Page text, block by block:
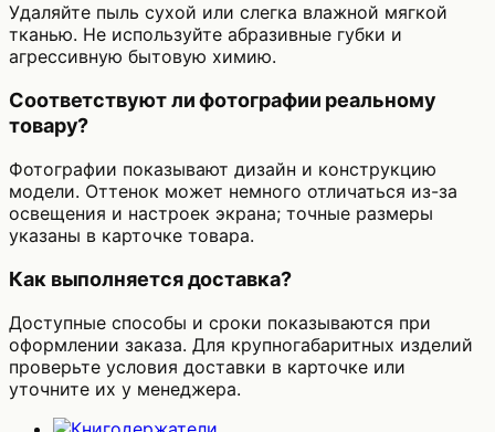
Удаляйте пыль сухой или слегка влажной мягкой
тканью. Не используйте абразивные губки и
агрессивную бытовую химию.
Соответствуют ли фотографии реальному
товару?
Фотографии показывают дизайн и конструкцию
модели. Оттенок может немного отличаться из-за
освещения и настроек экрана; точные размеры
указаны в карточке товара.
Как выполняется доставка?
Доступные способы и сроки показываются при
оформлении заказа. Для крупногабаритных изделий
проверьте условия доставки в карточке или
уточните их у менеджера.